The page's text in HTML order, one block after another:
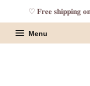
♡ 𝐅𝐫𝐞𝐞
Menu